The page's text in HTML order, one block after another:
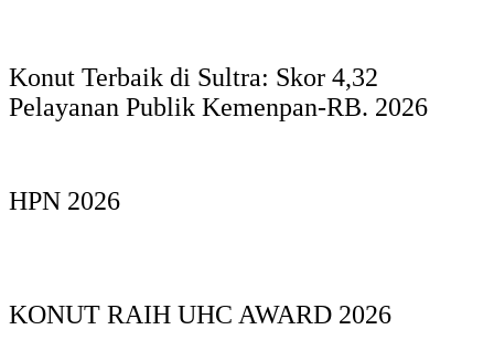
Konut Terbaik di Sultra: Skor 4,32
Pelayanan Publik Kemenpan-RB. 2026
HPN 2026
KONUT RAIH UHC AWARD 2026